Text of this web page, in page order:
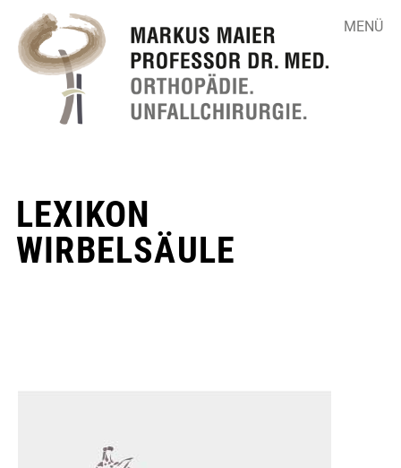
MENÜ
LEXIKON
WIRBELSÄULE